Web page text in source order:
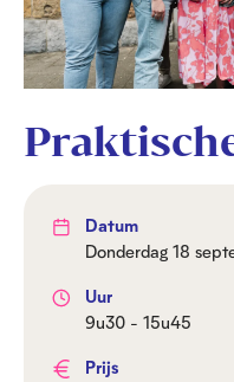
Datum
donderdag 18
Uur
9u30 - 15u45
Prijs